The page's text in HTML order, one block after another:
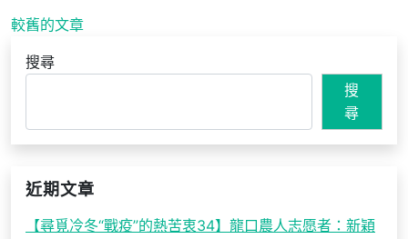
文
章
較舊的文章
搜尋
搜
尋
近期文章
【尋覓冷冬“戰疫”的熱苦衷34】龍口農人志愿者：新穎